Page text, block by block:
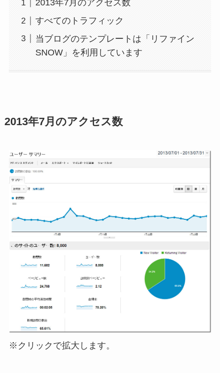
2013年7月のアクセス数
すべてのトラフィック
当ブログのテンプレートは「リファイン
SNOW」を利用しています
2013年7月のアクセス数
※クリックで拡大します。